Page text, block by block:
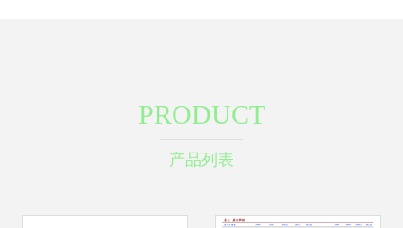
PRODUCT
产品列表